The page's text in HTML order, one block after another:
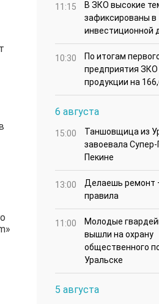
11:15
В ЗКО высокие
зафиксированы в
инвестиционной
10:30
По итогам
предприятия ЗКО
продукции на
6 августа
15:00
Таншовщица из
завоевала Супер-
Пекине
13:00
Делаешь ремонт
правила
11:00
Молодые
вышли на охрану
общественного
Уральске
5 августа